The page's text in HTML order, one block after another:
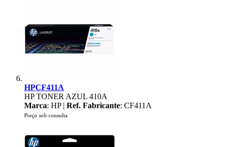
HPCF411A
HP TONER AZUL 410A
Marca: HP | Ref. Fabricante: CF411A
Preço sob consulta